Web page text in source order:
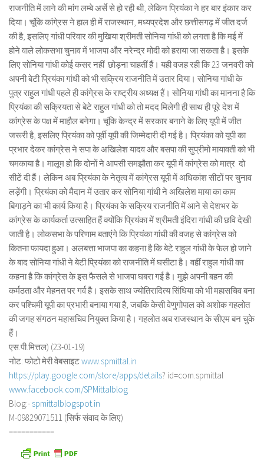
राजनीति में लाने की मांग लम्बे अर्से से हो रही थी, लेकिन प्रियंका ने हर बार इंकार कर
दिया। चूंकि कांगे्रस ने हाल ही में राजस्थान, मध्यप्रदेश और छत्तीसगढ़ में जीत दर्ज
की है, इसलिए गांधी परिवार की मुखिया श्रीमती सोनिया गांधी को लगता है कि मई में
होने वाले लोकसभा चुनाव में भाजपा और नरेन्द्र मोदी को हराया जा सकता है। इसके
लिए सोनिया गांधी कोई कसर नहीं छोड़ना चाहतीं हैं। यही वजह रही कि 23 जनवरी को
अपनी बेटी प्रियंका गांधी को भी सक्रिय राजनीति में उतार दिया। सोनिया गांधी के
पुत्र राहुल गांधी पहले ही कांगे्रस के राष्ट्रीय अध्यक्ष हैं। सोनिया गांधी का मानना है कि
प्रियंका की सक्रियता से बेटे राहुल गांधी को तो मदद मिलेगी ही साथ ही पूरे देश में
कांग्रेस के पक्ष में माहौल बनेगा। चूंकि केन्द्र में सरकार बनाने के लिए यूपी में जीत
जरूरी है, इसलिए प्रियंका को पूर्वी यूपी की जिम्मेदारी दी गई है। प्रियंका को यूपी का
प्रभार देकर कांग्रेस ने सपा के अखिलेश यादव और बसपा की सुप्रीमो मायावती को भी
चमकाया है। मालूम हो कि दोनों ने आपसी समझौता कर यूपी में कांग्रेस को मात्र दो
सीटें दी हैं। लेकिन अब प्रियंका के नेतृत्व में कांगे्रस यूपी में अधिकांश सीटों पर चुनाव
लड़ेंगी। प्रियंका को मैदान में उतार कर सोनिया गांधी ने अखिलेश माया का काम
बिगाड़ने का भी कार्य किया है। प्रियंका के सक्रिय राजनीति में आने से देशभर के
कांग्रेस के कार्यकर्ता उत्साहित हैं क्योंकि प्रियंका में श्रीमती इंदिरा गांधी की छवि देखी
जाती है। लोकसभा के परिणाम बताएंगे कि प्रियंका गांधी की वजह से कांग्रेस को
कितना फायदा हुआ। अलबत्ता भाजपा का कहना है कि बेटे राहुल गांधी के फेल हो जाने
के बाद सोनिया गांधी ने बेटी प्रियंका को राजनीति में घसीटा है। वहीं राहुल गांधी का
कहना है कि कांग्रेस के इस फैसले से भाजपा घबरा गई है। मुझे अपनी बहन की
कर्मठता और मेहनत पर गर्व है। इसके साथ ज्योतिरादित्य सिंधिया को भी महासचिव बना
कर पश्चिमी यूपी का प्रभारी बनाया गया है, जबकि केसी वेणुगोपाल को अशोक गहलोत
की जगह संगठन महासचिव नियुक्त किया है। गहलोत अब राजस्थान के सीएम बन चुके
हैं।
एस.पी.मित्तल) (23-01-19)
नोट: फोटो मेरी वेबसाइटwww.spmittal.in
https://play.google.com/store/apps/details? id=com.spmittal
www.facebook.com/SPMittalblog
Blog:- spmittalblogspot.in
M-09829071511 (सिर्फ संवाद के लिए)
===========